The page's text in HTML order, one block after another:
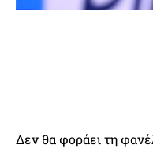
Δεν θα φοράει τη